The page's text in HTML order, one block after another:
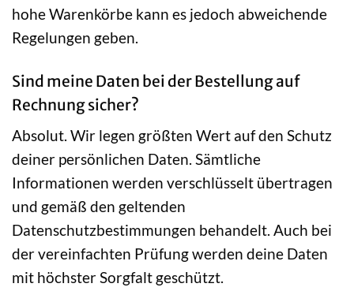
hohe Warenkörbe kann es jedoch abweichende
Regelungen geben.
Sind meine Daten bei der Bestellung auf
Rechnung sicher?
Absolut. Wir legen größten Wert auf den Schutz
deiner persönlichen Daten. Sämtliche
Informationen werden verschlüsselt übertragen
und gemäß den geltenden
Datenschutzbestimmungen behandelt. Auch bei
der vereinfachten Prüfung werden deine Daten
mit höchster Sorgfalt geschützt.